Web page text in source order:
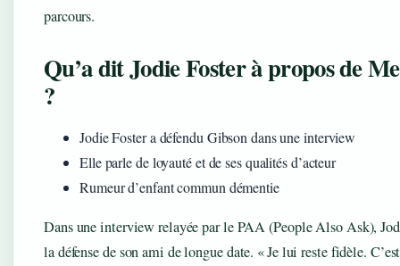
parcours.
Qu’a dit Jodie Foster à propos de
?
Jodie Foster a défendu Gibson dans une interview
Elle parle de loyauté et de ses qualités d’acteur
Rumeur d’enfant commun démentie
Dans une interview relayée par le PAA (People Also Ask),
la défense de son ami de longue date. « Je lui reste fidèle.